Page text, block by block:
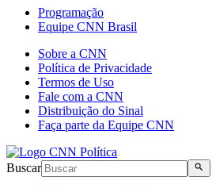
Programação
Equipe CNN Brasil
Sobre a CNN
Política de Privacidade
Termos de Uso
Fale com a CNN
Distribuição do Sinal
Faça parte da Equipe CNN
Buscar